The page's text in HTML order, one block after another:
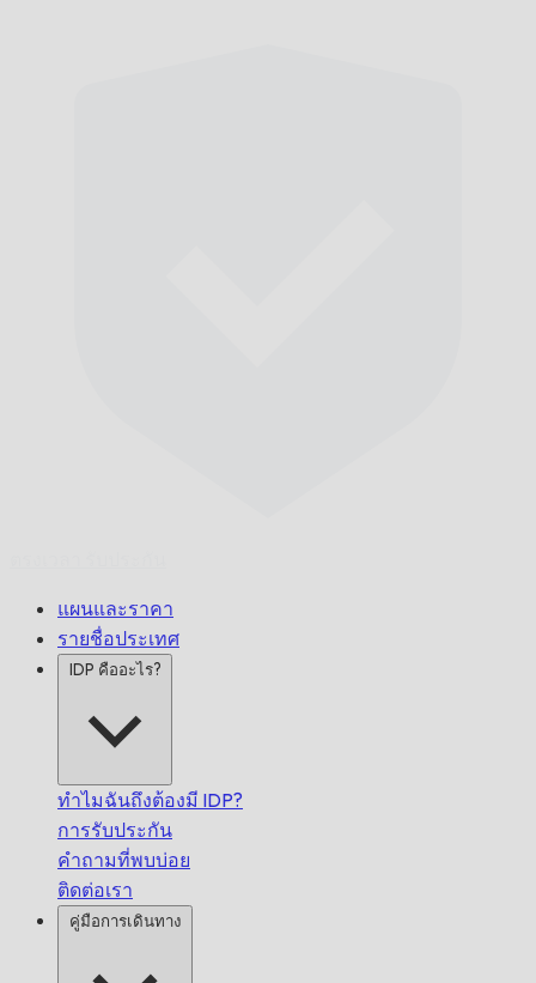
แผนและราคา
รายชื่อประเทศ
IDP คืออะไร?
ทำไมฉันถึงต้องมี IDP?
การรับประกัน
คำถามที่พบบ่อย
ติดต่อเรา
คู่มือการเดินทาง